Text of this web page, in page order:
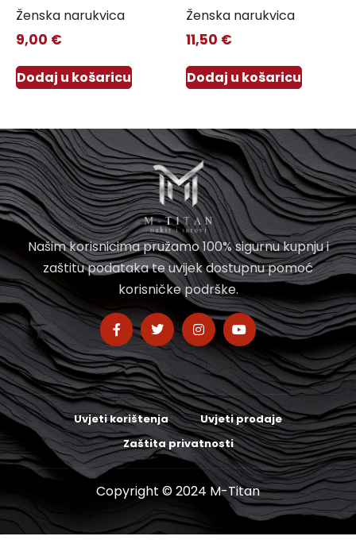
Ženska narukvica
9,00 €
Dodaj u košaricu
Ženska narukvica
11,50 €
Dodaj u košaricu
Našim korisnicima pružamo 100% sigurnu kupnju i
zaštitu podataka te uvijek dostupnu pomoć
korisničke podrške.
Uvjeti korištenja
Uvjeti prodaje
Zaštita privatnosti
Copyright © 2024 M-Titan